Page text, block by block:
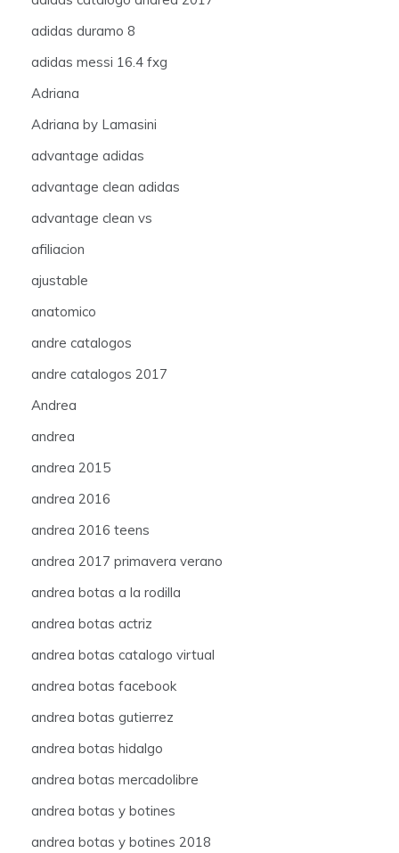
adidas duramo 8
adidas messi 16.4 fxg
Adriana
Adriana by Lamasini
advantage adidas
advantage clean adidas
advantage clean vs
afiliacion
ajustable
anatomico
andre catalogos
andre catalogos 2017
Andrea
andrea
andrea 2015
andrea 2016
andrea 2016 teens
andrea 2017 primavera verano
andrea botas a la rodilla
andrea botas actriz
andrea botas catalogo virtual
andrea botas facebook
andrea botas gutierrez
andrea botas hidalgo
andrea botas mercadolibre
andrea botas y botines
andrea botas y botines 2018